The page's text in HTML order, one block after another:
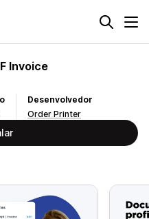
Invoice
Desenvolvedor
Order Printer